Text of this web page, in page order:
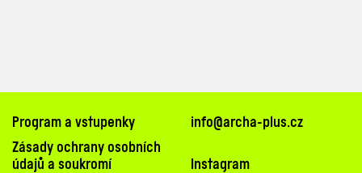
Program a vstupenky
Zásady ochrany osobních
údajů a soukromí
info@archa-plus.cz
Instagram